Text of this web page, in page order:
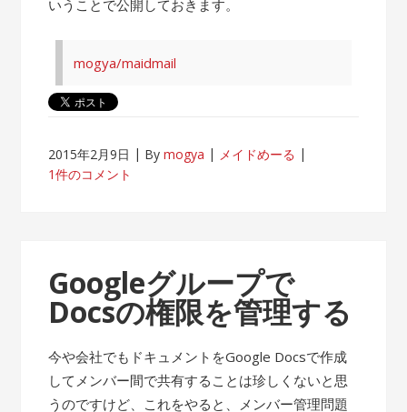
いうことで公開しておきます。
mogya/maidmail
2015年2月9日 Bymogya
メイドめーる
1件のコメント
Googleグループで
Docsの権限を管理する
今や会社でもドキュメントをGoogle Docsで作成
してメンバー間で共有することは珍しくないと思
うのですけど、これをやると、メンバー管理問題